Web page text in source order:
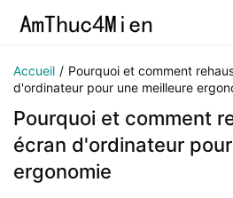
Accueil / Pourquoi et comment
d'ordinateur pour une meilleure
Pourquoi et comment
écran d'ordinateur
ergonomie